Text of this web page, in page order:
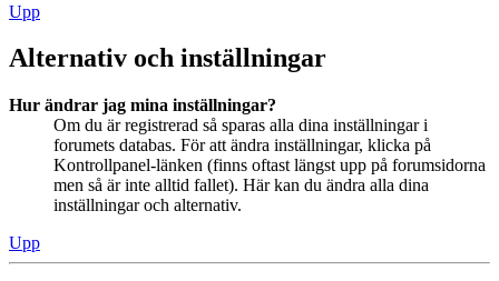
Upp
Alternativ och inställningar
Hur ändrar jag mina inställningar?
Om du är registrerad så sparas alla dina inställningar i
forumets databas. För att ändra inställningar, klicka på
Kontrollpanel-länken (finns oftast längst upp på forumsidorna
men så är inte alltid fallet). Här kan du ändra alla dina
inställningar och alternativ.
Upp